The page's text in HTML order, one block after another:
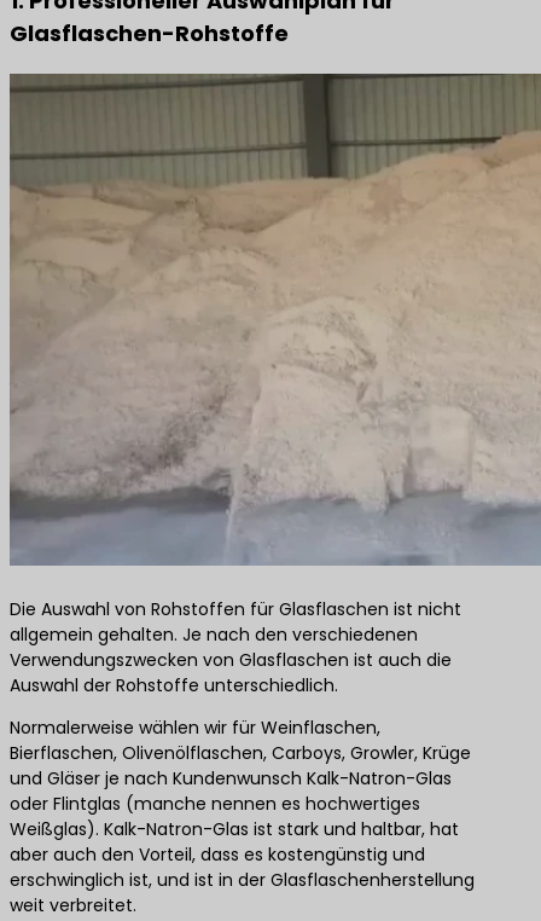
Glasflaschen-Rohstoffe
Die Auswahl von Rohstoffen für Glasflaschen ist nicht
allgemein gehalten. Je nach den verschiedenen
Verwendungszwecken von Glasflaschen ist auch die
Auswahl der Rohstoffe unterschiedlich.
Normalerweise wählen wir für Weinflaschen,
Bierflaschen, Olivenölflaschen, Carboys, Growler, Krüge
und Gläser je nach Kundenwunsch Kalk-Natron-Glas
oder Flintglas (manche nennen es hochwertiges
Weißglas). Kalk-Natron-Glas ist stark und haltbar, hat
aber auch den Vorteil, dass es kostengünstig und
erschwinglich ist, und ist in der Glasflaschenherstellung
weit verbreitet.